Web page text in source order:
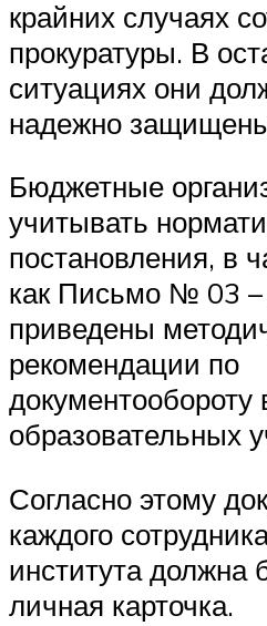
крайних случаях
прокуратуры. В
ситуациях они
надежно
Бюджетные
учитывать
постановления, в
как Письмо № 03 –
приведены
рекомендации по
документообороту
образовательных
Согласно этому
каждого
института
личная карточка.